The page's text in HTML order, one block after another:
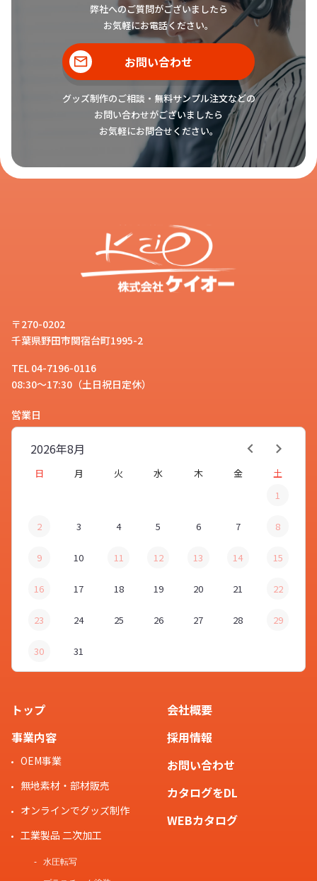
弊社へのご質問がございましたら
お気軽にお電話ください。
お問い合わせ
グッズ制作のご相談・無料サンプル注文などの
お問い合わせがございましたら
お気軽にお問合せください。
〒270-0202
千葉県野田市関宿台町1995-2
TEL 04-7196-0116
08:30～17:30（土日祝日定休）
営業日
8月
2026年
日 月 火 水 木 金
土
1
2 3 4 5 6 7 8
9 10 11 12 13 14 15
16 17 18 19 20 21 22
23 24 25 26 27 28 29
30 31
トップ
事業内容
OEM事業
無地素材・部材販売
オンラインでグッズ制作
工業製品 二次加工
水圧転写
会社概要
採用情報
お問い合わせ
カタログをDL
WEBカタログ